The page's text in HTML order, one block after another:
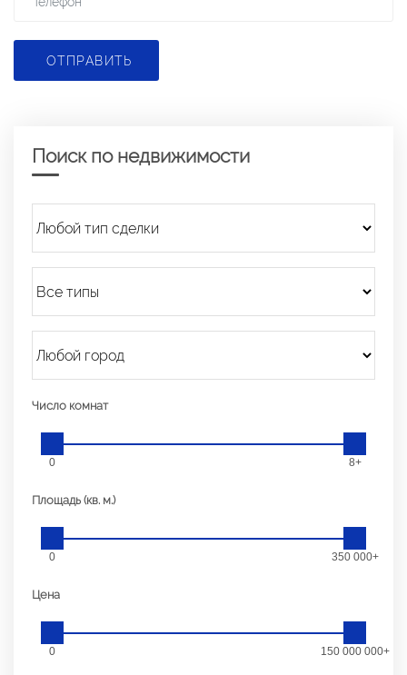
ОТПРАВИТЬ
Поиск по недвижимости
Число комнат
0 8+
Площадь (кв. м.)
0 350 000+
Цена
0 150 000 000+